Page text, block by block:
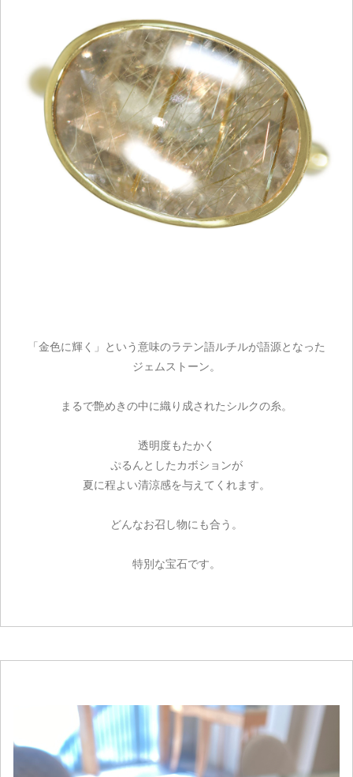
「金色に輝く」という意味のラテン語ルチルが語源となった
ジェムストーン。
まるで艶めきの中に織り成されたシルクの糸。
透明度もたかく
ぷるんとしたカボションが
夏に程よい清涼感を与えてくれます。
どんなお召し物にも合う。
特別な宝石です。